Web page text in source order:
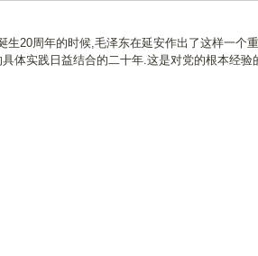
生20周年的时候,毛泽东在延安作出了这样一个
体实践日益结合的二十年.这是对党的根本经验